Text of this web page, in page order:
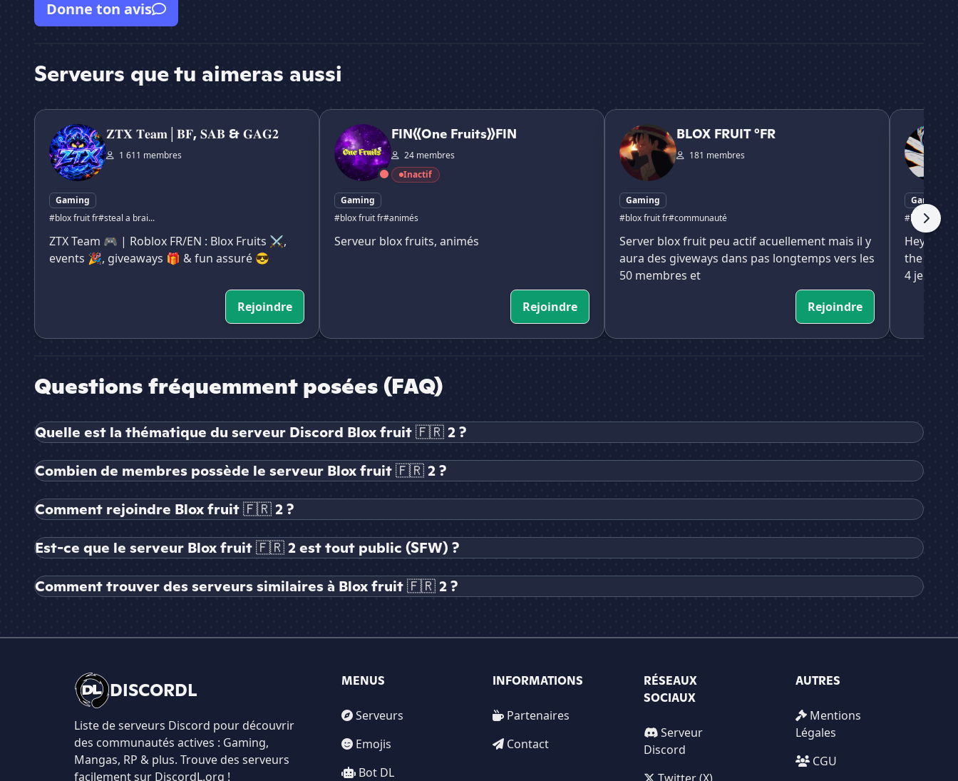
Donne ton avis
Serveurs que tu aimeras aussi
𝐙𝐓𝐗 𝐓𝐞𝐚𝐦│𝐁𝐅, 𝐒𝐀𝐁 & 𝐆𝐀𝐆𝟐
𝐙𝐓𝐗 𝐓𝐞𝐚𝐦│𝐁𝐅, 𝐒𝐀𝐁 & 𝐆𝐀𝐆𝟐
1 611 membres
Gaming
#blox fruit fr#steal a brai...
ZTX Team 🎮 | Roblox FR/EN : Blox Fruits ⚔️,
events 🎉, giveaways 🎁 & fun assuré 😎
Rejoindre
FIN《One Fruits》FIN
FIN《One Fruits》FIN
24 membres
Inactif
Gaming
#blox fruit fr#animés
Serveur blox fruits, animés
Rejoindre
BLOX FRUIT °FR
BLOX FRUIT °FR
181 membres
Gaming
#blox fruit fr#communauté
Server blox fruit peu actif acuellement mais il y
aura des giveways dans pas longtemps vers les
50 membres et
Rejoindre
[FR] The
Gaming
#blox fruit fr
Hey,
the
4 jeux
Questions fréquemment posées (FAQ)
Quelle est la thématique du serveur Discord Blox fruit 🇫🇷 2 ?
Combien de membres possède le serveur Blox fruit 🇫🇷 2 ?
Comment rejoindre Blox fruit 🇫🇷 2 ?
Est-ce que le serveur Blox fruit 🇫🇷 2 est tout public (SFW) ?
Comment trouver des serveurs similaires à Blox fruit 🇫🇷 2 ?
DISCORDL
Liste de serveurs Discord pour découvrir
des communautés actives : Gaming,
Mangas, RP & plus. Trouve des serveurs
facilement sur DiscordL.org !
MENUS
Serveurs
Emojis
Bot DL
INFORMATIONS
Partenaires
Contact
RÉSEAUX
SOCIAUX
Serveur
Discord
AUTRES
Mentions
Légales
CGU